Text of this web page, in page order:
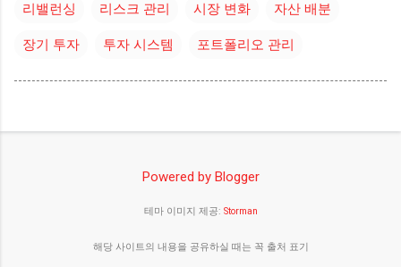
리밸런싱 리스크 관리 시장 변화 자산 배분
장기 투자 투자 시스템 포트폴리오 관리
Powered by Blogger
테마 이미지 제공: Storman
해당 사이트의 내용을 공유하실 때는 꼭 출처 표기